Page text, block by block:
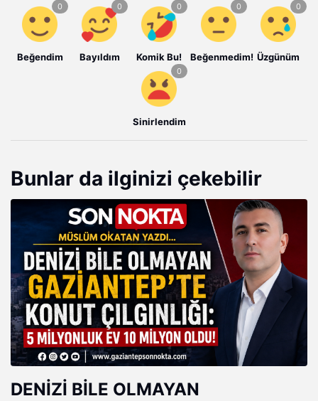
Beğendim Bayıldım Komik Bu! Beğenmedim! Üzgünüm
Sinirlendim
Bunlar da ilginizi çekebilir
DENİZİ BİLE OLMAYAN